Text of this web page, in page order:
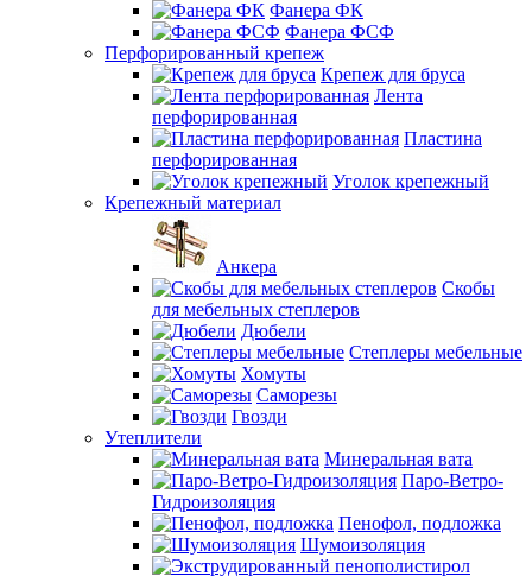
Фанера ФК
Фанера ФСФ
Перфорированный крепеж
Крепеж для бруса
Лента
перфорированная
Пластина
перфорированная
Уголок крепежный
Крепежный материал
Анкера
Скобы
для мебельных степлеров
Дюбели
Степлеры мебельные
Хомуты
Саморезы
Гвозди
Утеплители
Минеральная вата
Паро-Ветро-
Гидроизоляция
Пенофол, подложка
Шумоизоляция